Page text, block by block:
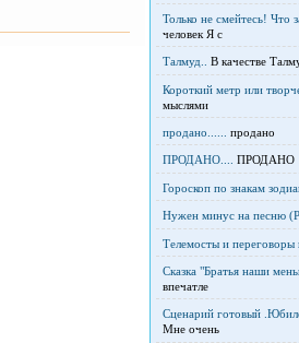
Только не смейтесь! Что
человек Я с
Талмуд.. В качестве
Короткий метр или
мыслями
продано...... продано
ПРОДАНО.... ПРОДАНО
Гороскоп по знакам
Нужен минус на песню
Телемосты и переговоры
Сказка "Братья наши
впечатле
Сценарий готовый
Мне очень